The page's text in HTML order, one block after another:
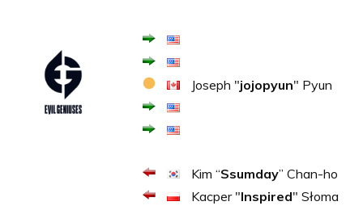
Joseph "jojopyun" Pyun
Kim “Ssumday” Chan-ho
Kacper "Inspired" Słoma